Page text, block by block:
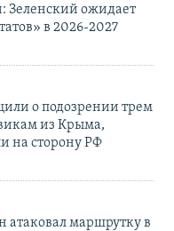
Зеленский ожидает
в 2026-2027
о подозрении трем
из Крыма,
на сторону РФ
атаковал маршрутку в